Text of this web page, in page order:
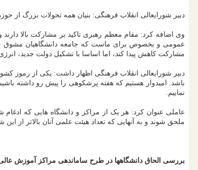
دبیر شورایعالی انقلاب فرهنگی: بنیان همه تحولات بزرگ از
وی اضافه کرد: مقام معظم رهبری تاکید بر مشارکت بالا
عمومی و بخصوص برای ماست که جامعه دانشگاهیان مشوق
مشارکت کاهش پیدا کند، اما اساسا با تشکیل دولت جدید،
دبیر شورایعالی انقلاب فرهنگی اظهار داشت: یکی از رموز
باشد. امیدوار هستیم که هفته پرشکوهی را پیش رو داشته
نماییم.
عاملی عنوان کرد: هر یک از مراکز و دانشگاه هایی که
ملحق شوند و به آنهایی که تعداد هیئت علمی آنان بالاتر
بررسی الحاق دانشگاهها در طرح ساماندهی مراکز آموزش